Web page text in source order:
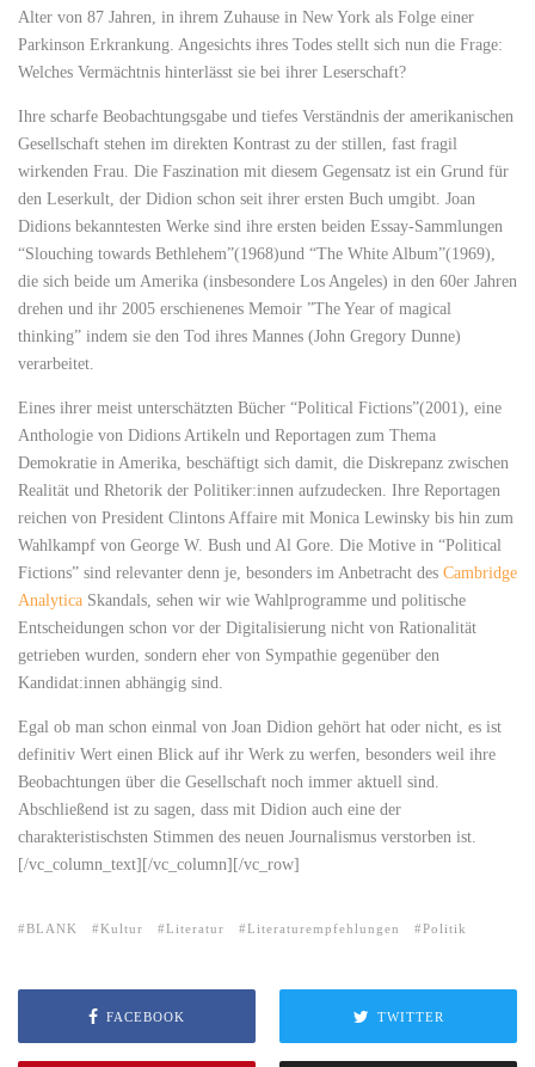
Alter von 87 Jahren, in ihrem Zuhause in New York als Folge einer
Parkinson Erkrankung. Angesichts ihres Todes stellt sich nun die Frage:
Welches Vermächtnis hinterlässt sie bei ihrer Leserschaft?
Ihre scharfe Beobachtungsgabe und tiefes Verständnis der amerikanischen
Gesellschaft stehen im direkten Kontrast zu der stillen, fast fragil
wirkenden Frau. Die Faszination mit diesem Gegensatz ist ein Grund für
den Leserkult, der Didion schon seit ihrer ersten Buch umgibt. Joan
Didions bekanntesten Werke sind ihre ersten beiden Essay-Sammlungen
“Slouching towards Bethlehem”(1968)und “The White Album”(1969),
die sich beide um Amerika (insbesondere Los Angeles) in den 60er Jahren
drehen und ihr 2005 erschienenes Memoir ”The Year of magical
thinking” indem sie den Tod ihres Mannes (John Gregory Dunne)
verarbeitet.
Eines ihrer meist unterschätzten Bücher “Political Fictions”(2001), eine
Anthologie von Didions Artikeln und Reportagen zum Thema
Demokratie in Amerika, beschäftigt sich damit, die Diskrepanz zwischen
Realität und Rhetorik der Politiker:innen aufzudecken. Ihre Reportagen
reichen von President Clintons Affaire mit Monica Lewinsky bis hin zum
Wahlkampf von George W. Bush und Al Gore. Die Motive in “Political
Fictions” sind relevanter denn je, besonders im Anbetracht des Cambridge
Analytica Skandals, sehen wir wie Wahlprogramme und politische
Entscheidungen schon vor der Digitalisierung nicht von Rationalität
getrieben wurden, sondern eher von Sympathie gegenüber den
Kandidat:innen abhängig sind.
Egal ob man schon einmal von Joan Didion gehört hat oder nicht, es ist
definitiv Wert einen Blick auf ihr Werk zu werfen, besonders weil ihre
Beobachtungen über die Gesellschaft noch immer aktuell sind.
Abschließend ist zu sagen, dass mit Didion auch eine der
charakteristischsten Stimmen des neuen Journalismus verstorben ist.
[/vc_column_text][/vc_column][/vc_row]
BLANK Kultur Literatur Literaturempfehlungen Politik
FACEBOOK TWITTER